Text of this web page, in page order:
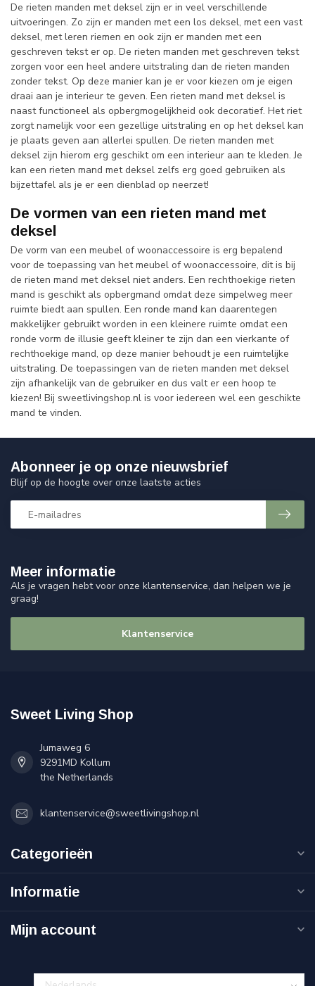
De rieten manden met deksel zijn er in veel verschillende
uitvoeringen. Zo zijn er manden met een los deksel, met een vast
deksel, met leren riemen en ook zijn er manden met een
geschreven tekst er op. De rieten manden met geschreven tekst
zorgen voor een heel andere uitstraling dan de rieten manden
zonder tekst. Op deze manier kan je er voor kiezen om je eigen
draai aan je interieur te geven. Een rieten mand met deksel is
naast functioneel als opbergmogelijkheid ook decoratief. Het riet
zorgt namelijk voor een gezellige uitstraling en op het deksel kan
je plaats geven aan allerlei spullen. De rieten manden met
deksel zijn hierom erg geschikt om een interieur aan te kleden. Je
kan een rieten mand met deksel zelfs erg goed gebruiken als
bijzettafel als je er een dienblad op neerzet!
De vormen van een rieten mand met
deksel
De vorm van een meubel of woonaccessoire is erg bepalend
voor de toepassing van het meubel of woonaccessoire, dit is bij
de rieten mand met deksel niet anders. Een rechthoekige rieten
mand is geschikt als opbergmand omdat deze simpelweg meer
ruimte biedt aan spullen. Een ronde mand kan daarentegen
makkelijker gebruikt worden in een kleinere ruimte omdat een
ronde vorm de illusie geeft kleiner te zijn dan een vierkante of
rechthoekige mand, op deze manier behoudt je een ruimtelijke
uitstraling. De toepassingen van de rieten manden met deksel
zijn afhankelijk van de gebruiker en dus valt er een hoop te
kiezen! Bij sweetlivingshop.nl is voor iedereen wel een geschikte
mand te vinden.
Meer informatie
Als je vragen hebt voor onze klantenservice, dan helpen we je
graag!
Klantenservice
Abonneer je op onze nieuwsbrief
Blijf op de hoogte over onze laatste acties
Sweet Living Shop
Jumaweg 6
9291MD Kollum
the Netherlands
klantenservice@sweetlivingshop.nl
Categorieën
Informatie
Mijn account